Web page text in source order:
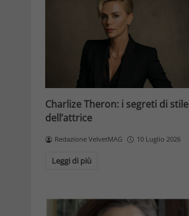
Charlize Theron: i segreti di stile
dell’attrice
Redazione VelvetMAG 10 Luglio 2026
Leggi di più